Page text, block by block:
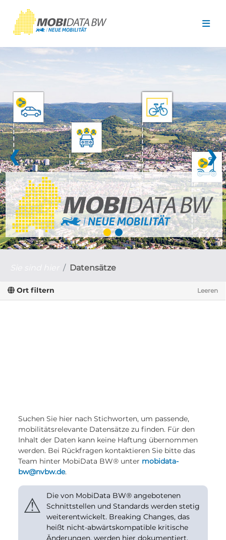
❮ ❯
Datensätze
Ort filtern Leeren
Suchen Sie hier nach Stichworten, um passende,
mobilitätsrelevante Datensätze zu finden. Für den
Inhalt der Daten kann keine Haftung übernommen
werden. Bei Rückfragen kontaktieren Sie bitte das
Team hinter MobiData BW® unter mobidata-
bw@nvbw.de.
⚠
Die von MobiData BW® angebotenen
Schnittstellen und Standards werden stetig
weiterentwickelt. Breaking Changes, das
heißt nicht-abwärtskompatible kritische
Änderungen, werden hier dokumentiert.